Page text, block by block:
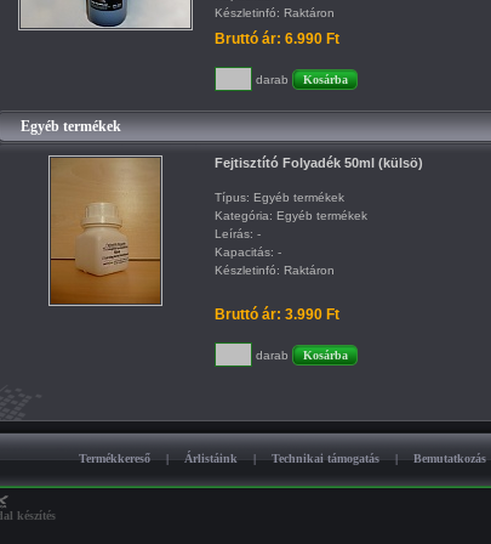
Készletinfó: Raktáron
Bruttó ár: 6.990 Ft
darab
Egyéb termékek
Fejtisztító Folyadék 50ml (külsö)
Típus: Egyéb termékek
Kategória: Egyéb termékek
Leírás: -
Kapacitás: -
Készletinfó: Raktáron
Bruttó ár: 3.990 Ft
darab
Termékkereső | Árlistáink | Technikai támogatás | Bemutatkozás
készítés